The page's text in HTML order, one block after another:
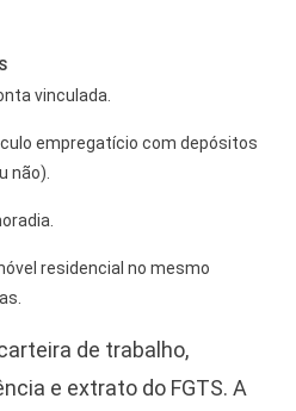
vinculada.
empregatício com depósitos
não).
residencial no mesmo
de trabalho,
e extrato do FGTS. A